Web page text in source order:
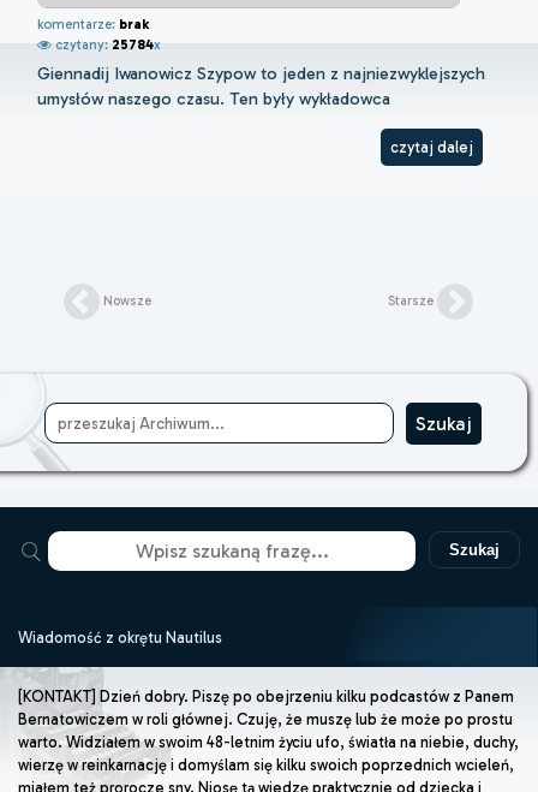
komentarze: brak
czytany: 25784x
Giennadij Iwanowicz Szypow to jeden z najniezwyklejszych
umysłów naszego czasu. Ten były wykładowca
czytaj dalej
Nowsze Starsze
Szukaj
Wiadomość z okrętu Nautilus
[KONTAKT] Dzień dobry. Piszę po obejrzeniu kilku podcastów z Panem
Bernatowiczem w roli głównej. Czuję, że muszę lub że może po prostu
warto. Widziałem w swoim 48-letnim życiu ufo, światła na niebie, duchy,
wierzę w reinkarnację i domyślam się kilku swoich poprzednich wcieleń,
miałem też prorocze sny. Niosę tą wiedzę praktycznie od dziecka i